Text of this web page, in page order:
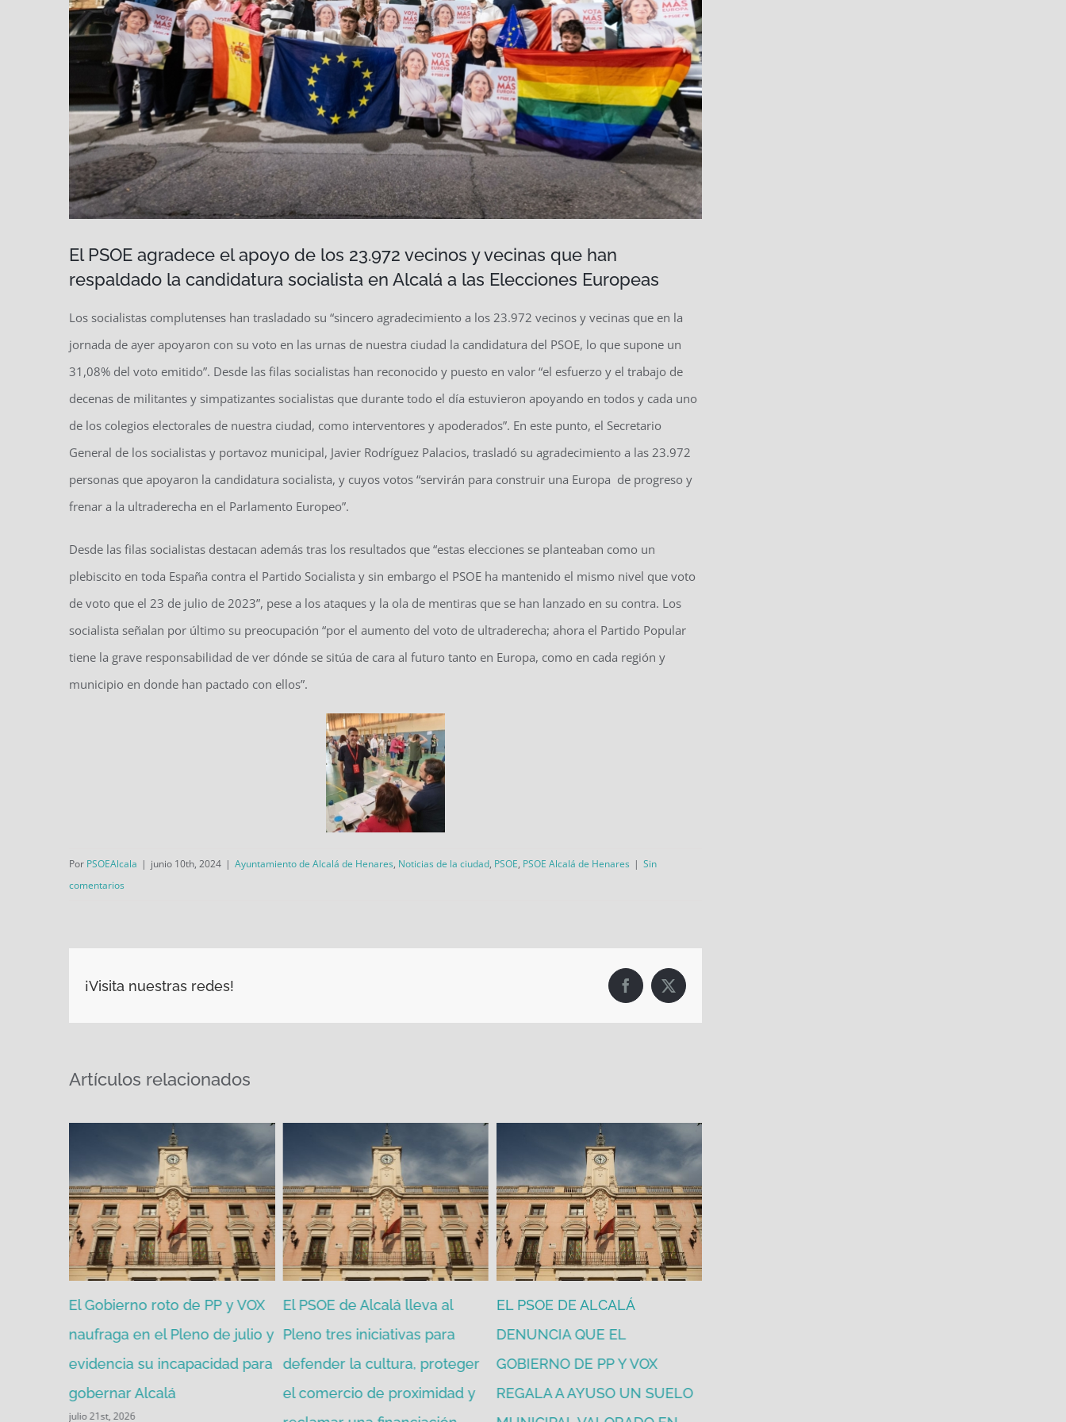
El PSOE agradece el apoyo de los 23.972 vecinos y vecinas que han
respaldado la candidatura socialista en Alcalá a las Elecciones Europeas
Los socialistas complutenses han trasladado su “sincero agradecimiento a los 23.972 vecinos y vecinas que en la
jornada de ayer apoyaron con su voto en las urnas de nuestra ciudad la candidatura del PSOE, lo que supone un
31,08% del voto emitido”. Desde las filas socialistas han reconocido y puesto en valor “el esfuerzo y el trabajo de
decenas de militantes y simpatizantes socialistas que durante todo el día estuvieron apoyando en todos y cada uno
de los colegios electorales de nuestra ciudad, como interventores y apoderados”. En este punto, el Secretario
General de los socialistas y portavoz municipal, Javier Rodríguez Palacios, trasladó su agradecimiento a las 23.972
personas que apoyaron la candidatura socialista, y cuyos votos “servirán para construir una Europa de progreso y
frenar a la ultraderecha en el Parlamento Europeo”.
Desde las filas socialistas destacan además tras los resultados que “estas elecciones se planteaban como un
plebiscito en toda España contra el Partido Socialista y sin embargo el PSOE ha mantenido el mismo nivel que voto
de voto que el 23 de julio de 2023”, pese a los ataques y la ola de mentiras que se han lanzado en su contra. Los
socialista señalan por último su preocupación “por el aumento del voto de ultraderecha; ahora el Partido Popular
tiene la grave responsabilidad de ver dónde se sitúa de cara al futuro tanto en Europa, como en cada región y
municipio en donde han pactado con ellos”.
Por PSOEAlcala | junio 10th, 2024 | Ayuntamiento de Alcalá de Henares, Noticias de la ciudad, PSOE, PSOE Alcalá de Henares | Sin
comentarios
¡Visita nuestras redes! Facebook
X
Artículos relacionados
El Gobierno roto de PP y VOX
naufraga en el Pleno de julio y
evidencia su incapacidad para
gobernar Alcalá
julio 21st, 2026
El PSOE de Alcalá lleva al
Pleno tres iniciativas para
defender la cultura, proteger
el comercio de proximidad y
EL PSOE DE ALCALÁ
DENUNCIA QUE EL
GOBIERNO DE PP Y VOX
REGALA A AYUSO UN SUELO